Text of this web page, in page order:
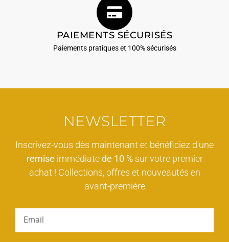
PAIEMENTS SÉCURISÉS
Paiements pratiques et 100% sécurisés
NEWSLETTER
Inscrivez-vous dès maintenant et bénéficiez d'une
remise immédiatede 10 %sur votre premier
achat ! Collections, offres et nouveautés en
avant-première